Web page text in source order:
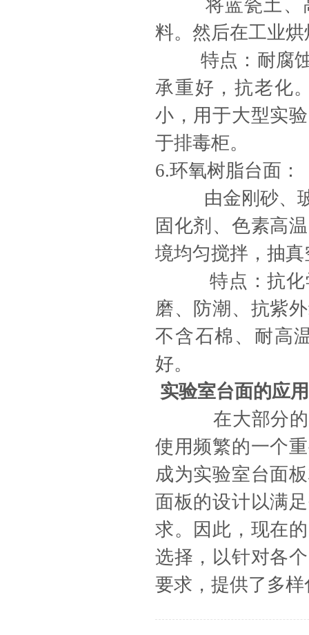
将蓝瓷土、高
料。然后在工业
特点：耐腐蚀
承重好，抗老化
小，用于大型实
于排毒柜。
6.环氧树脂台面：
由金刚砂、玻
固化剂、色素高
境均匀搅拌，抽
特点：抗化学
磨、防潮、抗紫
不含石棉、耐高
好。
实验室台面的应
在大部分的实
使用频繁的一个
成为实验室台面
面板的设计以满
求。因此，现在
选择，以针对各
要求，提供了多